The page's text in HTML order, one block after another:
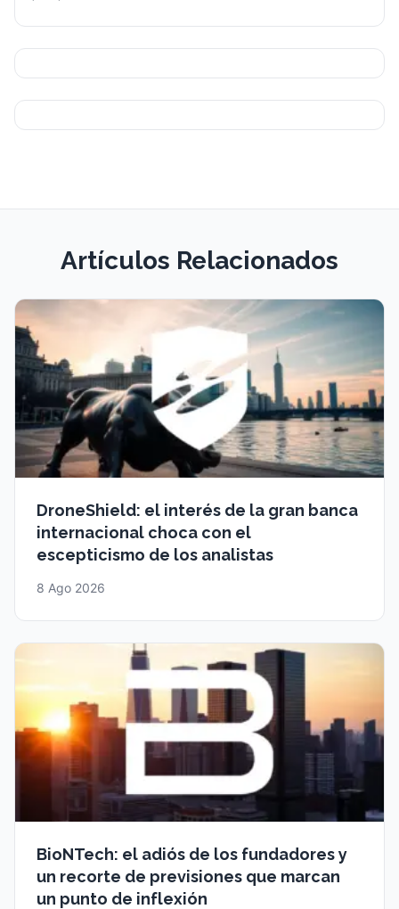
Artículos Relacionados
DroneShield: el interés de la gran banca
internacional choca con el
escepticismo de los analistas
8 Ago 2026
BioNTech: el adiós de los fundadores y
un recorte de previsiones que marcan
un punto de inflexión